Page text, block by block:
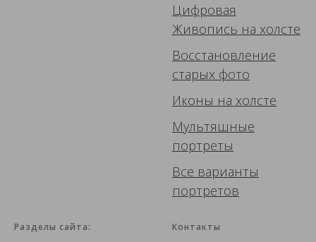
Цифровая
Живопись на холсте
Восстановление
старых фото
Иконы на холсте
Мультяшные
портреты
Все варианты
портретов
Разделы сайта: Контакты